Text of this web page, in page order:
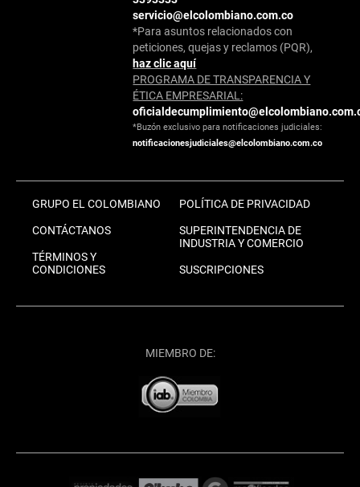
servicio@elcolombiano.com.co
*Para asuntos relacionados con
peticiones, quejas y reclamos (PQR),
haz clic aquí
PROGRAMA DE TRANSPARENCIA Y
ÉTICA EMPRESARIAL:
*Buzón exclusivo para notificaciones judiciales:
notificacionesjudiciales@elcolombiano.com.co
GRUPO EL COLOMBIANO
CONTÁCTANOS
TÉRMINOS Y
CONDICIONES
POLÍTICA DE PRIVACIDAD
SUPERINTENDENCIA DE
INDUSTRIA Y COMERCIO
SUSCRIPCIONES
MIEMBRO DE: